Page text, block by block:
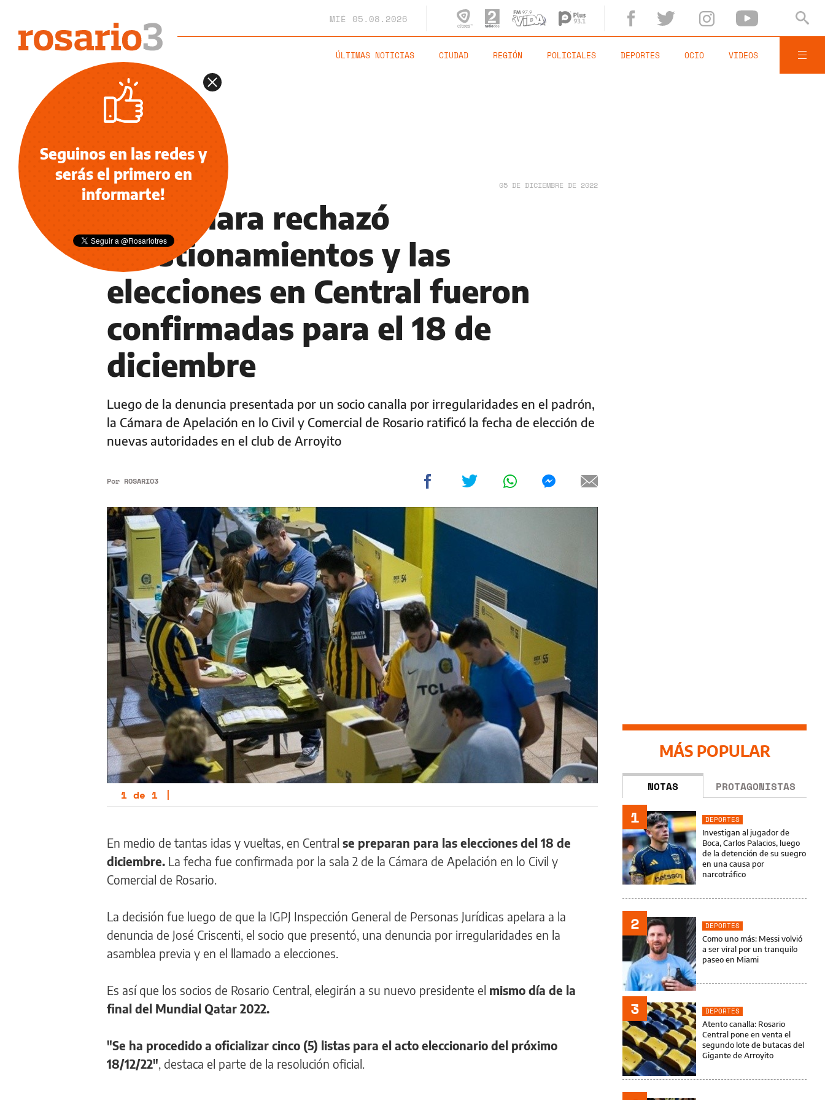
MIÉ 05.08.2026
ÚLTIMAS NOTICIAS CIUDAD REGIÓN POLICIALES DEPORTES OCIO VIDEOS
DEPORTES 05 DE DICIEMBRE DE 2022
La Cámara rechazó
cuestionamientos y las
elecciones en Central fueron
confirmadas para el 18 de
diciembre
Luego de la denuncia presentada por un socio canalla por irregularidades en el padrón,
la Cámara de Apelación en lo Civil y Comercial de Rosario ratificó la fecha de elección de
nuevas autoridades en el club de Arroyito
Por ROSARIO3
1 de 1 |
En medio de tantas idas y vueltas, en Central se preparan para las elecciones del 18 de
diciembre. La fecha fue confirmada por la sala 2 de la Cámara de Apelación en lo Civil y
Comercial de Rosario.
La decisión fue luego de que la IGPJ Inspección General de Personas Jurídicas apelara a la
denuncia de José Criscenti, el socio que presentó, una denuncia por irregularidades en la
asamblea previa y en el llamado a elecciones.
Es así que los socios de Rosario Central, elegirán a su nuevo presidente el mismo día de la
final del Mundial Qatar 2022.
"Se ha procedido a oficializar cinco (5) listas para el acto eleccionario del próximo
18/12/22" , destaca el parte de la resolución oficial.
MÁS POPULAR
NOTAS PROTAGONISTAS
1
DEPORTES
Investigan al jugador de
Boca, Carlos Palacios, luego
de la detención de su suegro
en una causa por
narcotráfico
2
DEPORTES
Como uno más: Messi volvió
a ser viral por un tranquilo
paseo en Miami
3
DEPORTES
Atento canalla: Rosario
Central pone en venta el
segundo lote de butacas del
Gigante de Arroyito
Seguinos en las redes y
serás el primero en
informarte!